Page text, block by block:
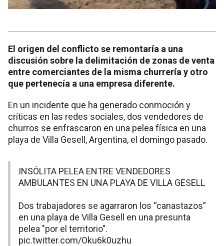
El origen del conflicto se remontaría a una
discusión sobre la delimitación de zonas de venta
entre comerciantes de la misma churrería y otro
que pertenecía a una empresa diferente.
En un incidente que ha generado conmoción y
críticas en las redes sociales, dos vendedores de
churros se enfrascaron en una pelea física en una
playa de Villa Gesell, Argentina, el domingo pasado.
INSÓLITA PELEA ENTRE VENDEDORES
AMBULANTES EN UNA PLAYA DE VILLA GESELL
Dos trabajadores se agarraron los “canastazos”
en una playa de Villa Gesell en una presunta
pelea "por el territorio".
pic.twitter.com/Oku6k0uzhu